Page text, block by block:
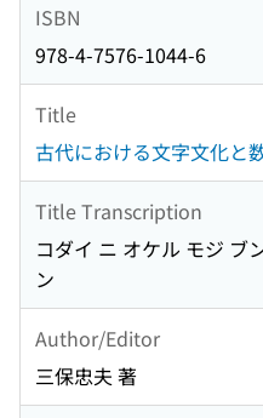
ISBN
978-4-7576-1044-6
Title
古代における文字文化と
Title Transcription
コダイ ニ オケル モジ ブ
ン
Author/Editor
三保忠夫 著